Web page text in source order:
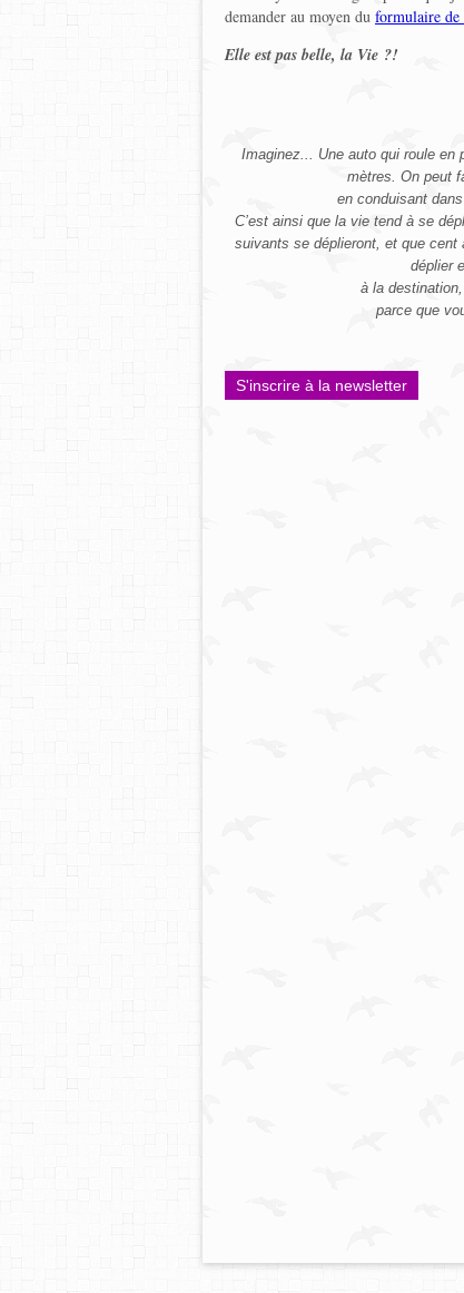
demander au moyen du formulaire de
Elle est pas belle, la Vie ?!
Imaginez... Une auto qui roule en
mètres. On peut
en conduisant
C’est ainsi que la vie tend à se
suivants se déplieront, et que
déplier
à la
parce que
S'inscrire à la newsletter